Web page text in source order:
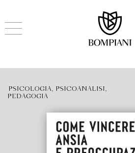
PSICOLOGIA, PSICOANALISI,
PEDAGOGIA